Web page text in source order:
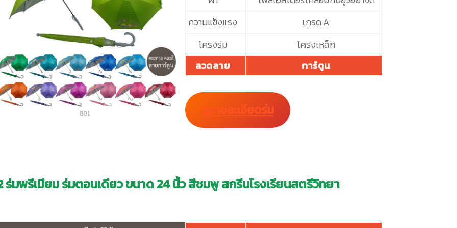
ความแข็งแรง
เกรด A
โครงร่ม
โครงเหล็ก
ลวดลาย
การ์ตูน
ดูรายละเอียดร่ม
ร่มพรีเมียม ร่มตอนเดียว ขนาด 24 นิ้ว สีชมพู สกรีนโรงเรียนสตรีวิทยา